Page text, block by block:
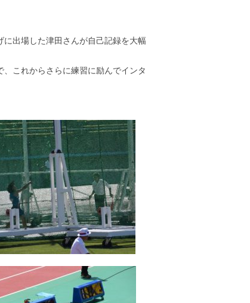
出場した津田さんが自己記録を大幅
これからさらに練習に励んでインタ